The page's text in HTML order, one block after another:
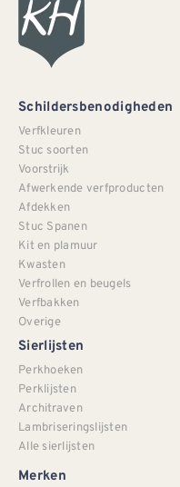
Schildersbenodigheden
Verfkleuren
Stuc soorten
Voorstrijk
Afwerkende verfproducten
Afdekken
Stuc Spanen
Kit en plamuur
Kwasten
Verfrollen en beugels
Verfbakken
Overige
Sierlijsten
Perkhoeken
Perklijsten
Architraven
Lambriseringslijsten
Alle sierlijsten
Merken